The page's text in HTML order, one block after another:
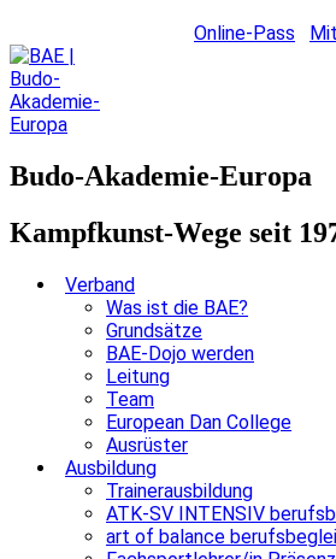
Online-Pass
Budo-Akademie-Europa
Kampfkunst-Wege seit
Verband
Was ist die BAE?
Grundsätze
BAE-Dojo werden
Leitung
Team
European Dan College
Ausrüster
Ausbildung
Trainerausbildung
ATK-SV INTENSIV
art of balance